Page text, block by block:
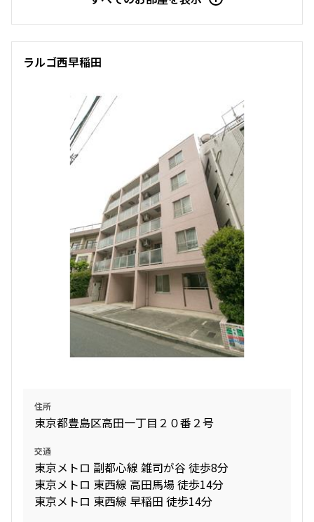
ラルゴ西早稲田
住所
東京都豊島区高田一丁目２０番２号
交通
東京メトロ 副都心線 雑司が谷 徒歩8分
東京メトロ 東西線 高田馬場 徒歩14分
東京メトロ 東西線 早稲田 徒歩14分